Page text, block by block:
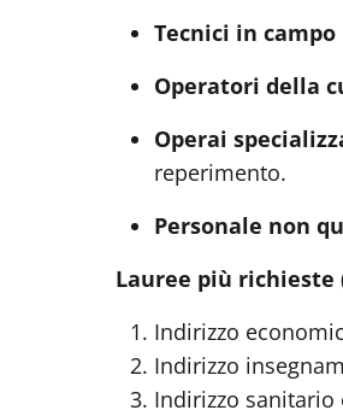
Tecnici in
Operatori della
Operai
reperimento.
Personale non
Lauree più richieste
Indirizzo
Indirizzo
Indirizzo sanitario